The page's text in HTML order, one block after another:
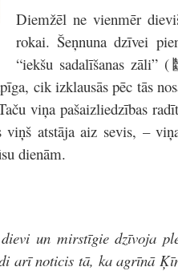
Diemžēl ne vienmēr
rokai. Šeņnuna dzīvei
“iekšu sadalīšanas
cik izklausās pēc tās
viņa pašaizliedzības
viņš atstāja aiz sevis, –
dienām.
un mirstīgie dzīvoja
arī noticis tā, ka agrīnā